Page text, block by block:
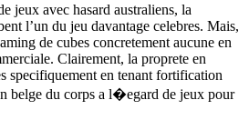
jeux avec hasard australiens, la
l’un du jeu davantage celebres. Mais,
de cubes concretement aucune en
Clairement, la proprete en
specifiquement en tenant fortification
belge du corps a l�egard de jeux pour